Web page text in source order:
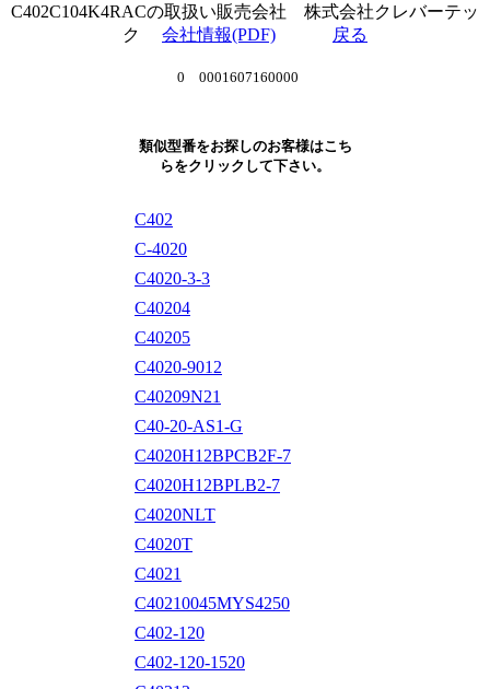
C402C104K4RACの取扱い販売会社 株式会社クレバーテッ
ク 会社情報(PDF) 戻る
0 0001607160000
類似型番をお探しのお客様はこち
らをクリックして下さい。
C402
C-4020
C4020-3-3
C40204
C40205
C4020-9012
C40209N21
C40-20-AS1-G
C4020H12BPCB2F-7
C4020H12BPLB2-7
C4020NLT
C4020T
C4021
C40210045MYS4250
C402-120
C402-120-1520